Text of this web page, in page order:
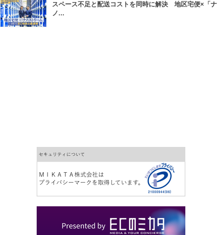
スペース不足と配送コストを同時に解決 地区宅便×「ナ
ノ...